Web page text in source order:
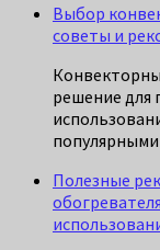
Выбор
советы и
решение для
Полезные